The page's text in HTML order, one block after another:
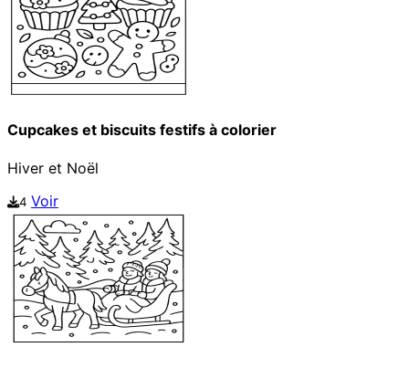
Cupcakes et biscuits festifs à colorier
Hiver et Noël
4 Voir